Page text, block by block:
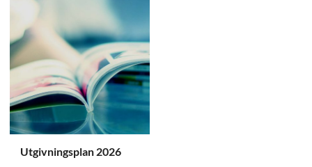
Utgivningsplan 2026